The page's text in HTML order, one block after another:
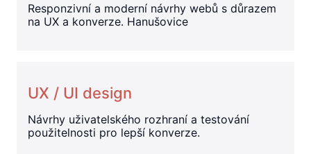
Responzivní a moderní návrhy webů s důrazem
na UX a konverze. Hanušovice
UX / UI design
Návrhy uživatelského rozhraní a testování
použitelnosti pro lepší konverze.